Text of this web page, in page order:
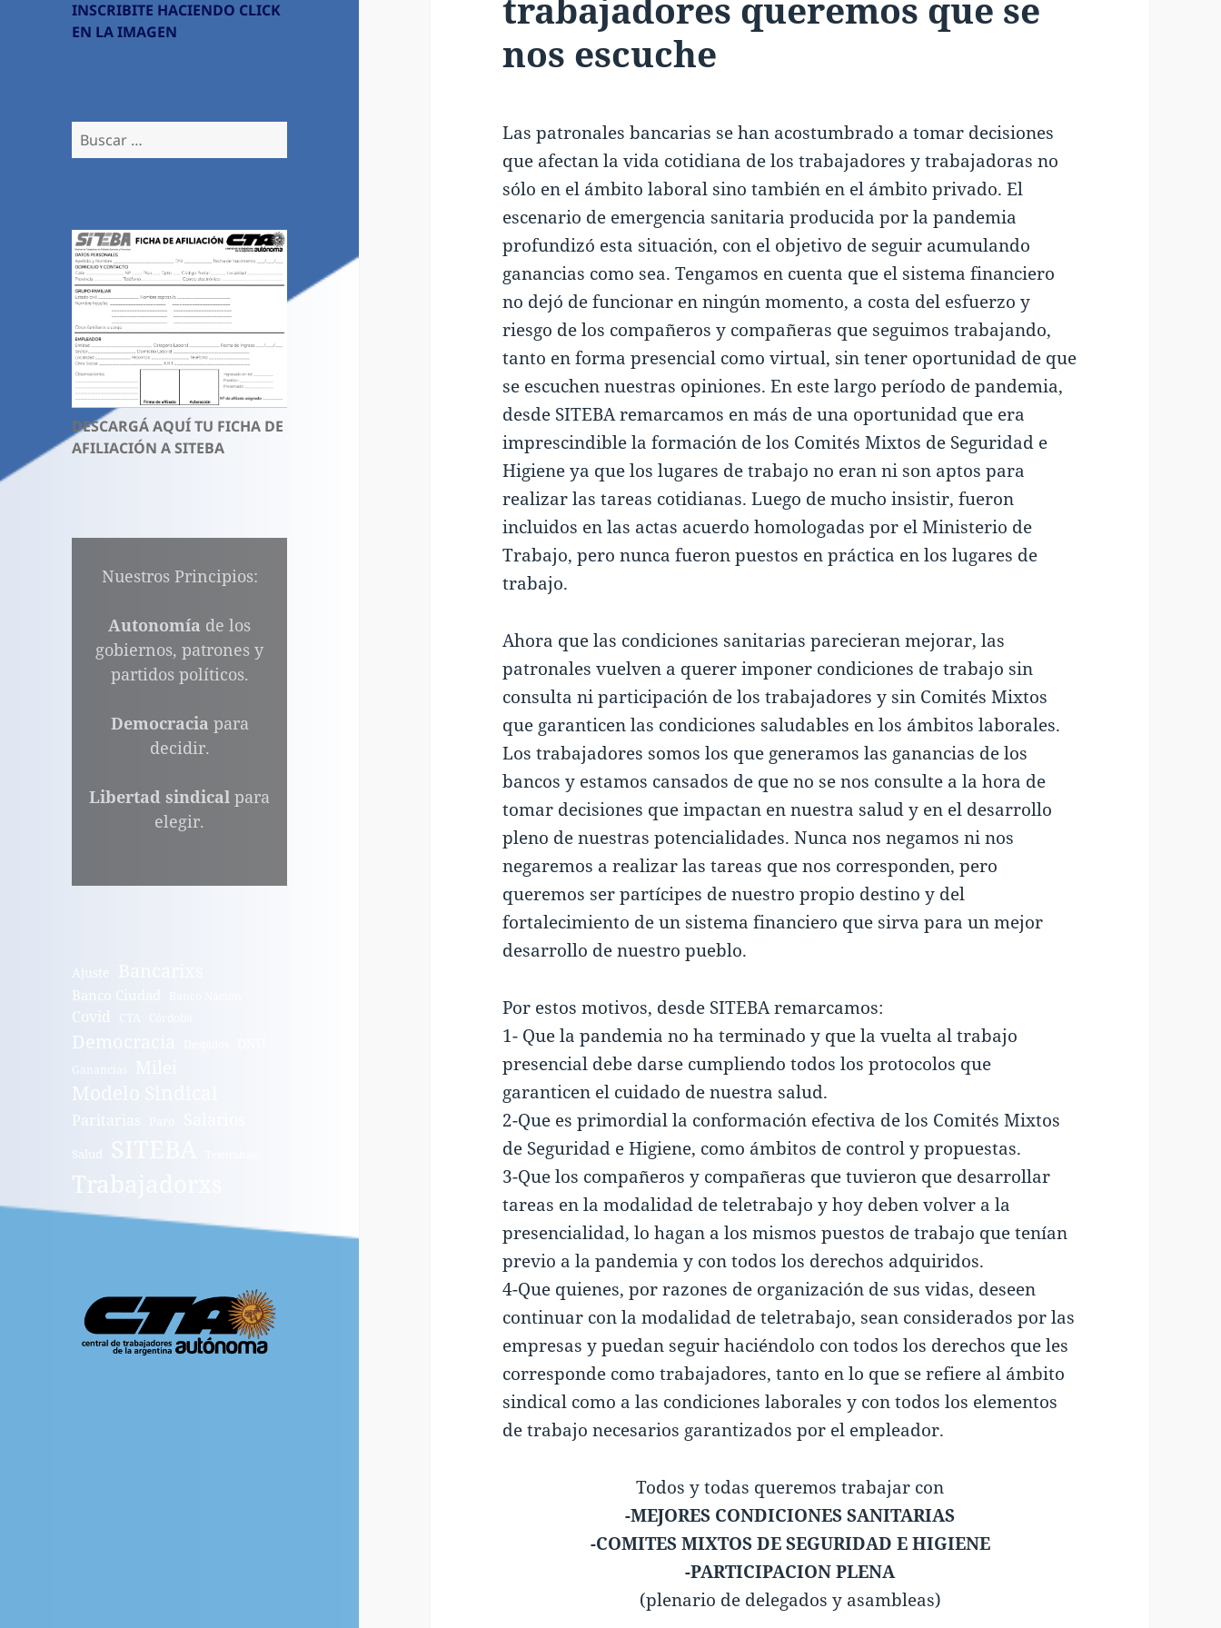
INSCRIBITE HACIENDO CLICK
EN LA IMAGEN
Buscar:
DESCARGÁ AQUÍ TU FICHA DE
AFILIACIÓN A SITEBA
Nuestros Principios:
Autonomía de los
gobiernos, patrones y
partidos políticos.
Democracia para
decidir.
Libertad sindical para
elegir.
Ajuste
Banco Ciudad
Covid
Democracia
Ganancias
Modelo Sindical
Paritarias
Salud
Trabajadorxs
trabajadores queremos que se
nos escuche
Las patronales bancarias se han acostumbrado a tomar decisiones
que afectan la vida cotidiana de los trabajadores y trabajadoras no
sólo en el ámbito laboral sino también en el ámbito privado. El
escenario de emergencia sanitaria producida por la pandemia
profundizó esta situación, con el objetivo de seguir acumulando
ganancias como sea. Tengamos en cuenta que el sistema financiero
no dejó de funcionar en ningún momento, a costa del esfuerzo y
riesgo de los compañeros y compañeras que seguimos trabajando,
tanto en forma presencial como virtual, sin tener oportunidad de que
se escuchen nuestras opiniones. En este largo período de pandemia,
desde SITEBA remarcamos en más de una oportunidad que era
imprescindible la formación de los Comités Mixtos de Seguridad e
Higiene ya que los lugares de trabajo no eran ni son aptos para
realizar las tareas cotidianas. Luego de mucho insistir, fueron
incluidos en las actas acuerdo homologadas por el Ministerio de
Trabajo, pero nunca fueron puestos en práctica en los lugares de
trabajo.
Ahora que las condiciones sanitarias parecieran mejorar, las
patronales vuelven a querer imponer condiciones de trabajo sin
consulta ni participación de los trabajadores y sin Comités Mixtos
que garanticen las condiciones saludables en los ámbitos laborales.
Los trabajadores somos los que generamos las ganancias de los
bancos y estamos cansados de que no se nos consulte a la hora de
tomar decisiones que impactan en nuestra salud y en el desarrollo
pleno de nuestras potencialidades. Nunca nos negamos ni nos
negaremos a realizar las tareas que nos corresponden, pero
queremos ser partícipes de nuestro propio destino y del
fortalecimiento de un sistema financiero que sirva para un mejor
desarrollo de nuestro pueblo.
Por estos motivos, desde SITEBA remarcamos:
1- Que la pandemia no ha terminado y que la vuelta al trabajo
presencial debe darse cumpliendo todos los protocolos que
garanticen el cuidado de nuestra salud.
2-Que es primordial la conformación efectiva de los Comités Mixtos
de Seguridad e Higiene, como ámbitos de control y propuestas.
3-Que los compañeros y compañeras que tuvieron que desarrollar
tareas en la modalidad de teletrabajo y hoy deben volver a la
presencialidad, lo hagan a los mismos puestos de trabajo que tenían
previo a la pandemia y con todos los derechos adquiridos.
4-Que quienes, por razones de organización de sus vidas, deseen
continuar con la modalidad de teletrabajo, sean considerados por las
empresas y puedan seguir haciéndolo con todos los derechos que les
corresponde como trabajadores, tanto en lo que se refiere al ámbito
sindical como a las condiciones laborales y con todos los elementos
de trabajo necesarios garantizados por el empleador.
Todos y todas queremos trabajar con
-MEJORES CONDICIONES SANITARIAS
-COMITES MIXTOS DE SEGURIDAD E HIGIENE
-PARTICIPACION PLENA
(plenario de delegados y asambleas)